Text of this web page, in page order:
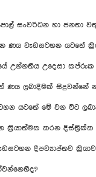
සංවර්ධන හා ජනතා
යටතේ
උදෙසා කප්රුක
ලබාදීමක් සිදුවන්නේ
යටතේ මේ වන විට
ක්‍රියාත්මක කරන දිස්ත්‍රික්ක
දීපව්‍යාප්තව